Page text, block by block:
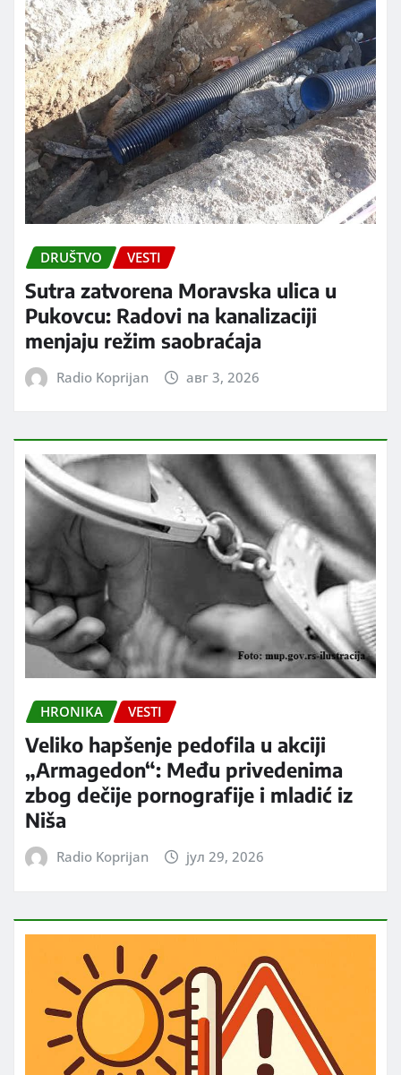
DRUŠTVO VESTI
Sutra zatvorena Moravska ulica u
Pukovcu: Radovi na kanalizaciji
menjaju režim saobraćaja
Radio Koprijan авг 3, 2026
HRONIKA VESTI
Veliko hapšenje pedofila u akciji
„Armagedon“: Među privedenima
zbog dečije pornografije i mladić iz
Niša
Radio Koprijan јул 29, 2026